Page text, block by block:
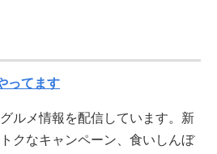
ってます
ルメ情報を配信しています。新
クなキャンペーン、食いしんぼ